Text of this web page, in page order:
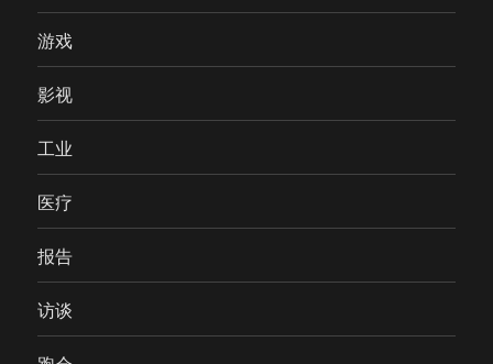
游戏
影视
工业
医疗
报告
访谈